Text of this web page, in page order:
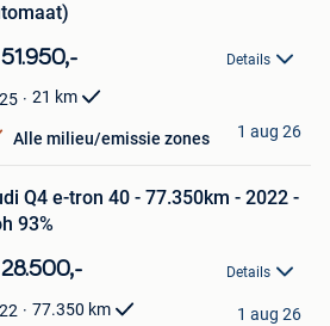
Details
21 km
Alle milieu/emissie zones 1 aug 26
Q4 e-tron 40 - 77.350km - 2022 -
93%
Details
77.350 km 1 aug 26